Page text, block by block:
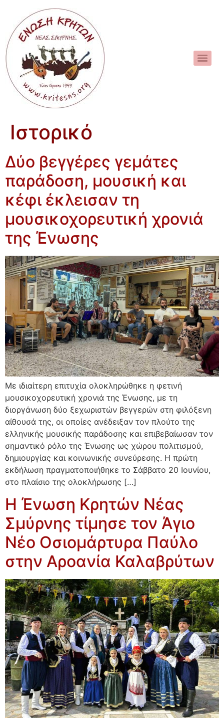
Ιστορικό
Δύο βεγγέρες γεμάτες
παράδοση, μουσική και
κέφι έκλεισαν τη
μουσικοχορευτική χρονιά
της Ένωσης
Με ιδιαίτερη επιτυχία ολοκληρώθηκε η φετινή
μουσικοχορευτική χρονιά της Ένωσης, με τη
διοργάνωση δύο ξεχωριστών βεγγερών στη φιλόξενη
αίθουσά της, οι οποίες ανέδειξαν τον πλούτο της
ελληνικής μουσικής παράδοσης και επιβεβαίωσαν τον
σημαντικό ρόλο της Ένωσης ως χώρου πολιτισμού,
δημιουργίας και κοινωνικής συνεύρεσης. Η πρώτη
εκδήλωση πραγματοποιήθηκε το Σάββατο 20 Ιουνίου,
στο πλαίσιο της ολοκλήρωσης […]
Η Ένωση Κρητών Νέας
Σμύρνης τίμησε τον Άγιο
Νέο Οσιομάρτυρα Παύλο
στην Αροανία Καλαβρύτων